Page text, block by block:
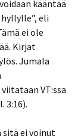
kääntää
eli
ei ole
Kirjat
Jumala
VT:ssa
3:16).
ei voinut